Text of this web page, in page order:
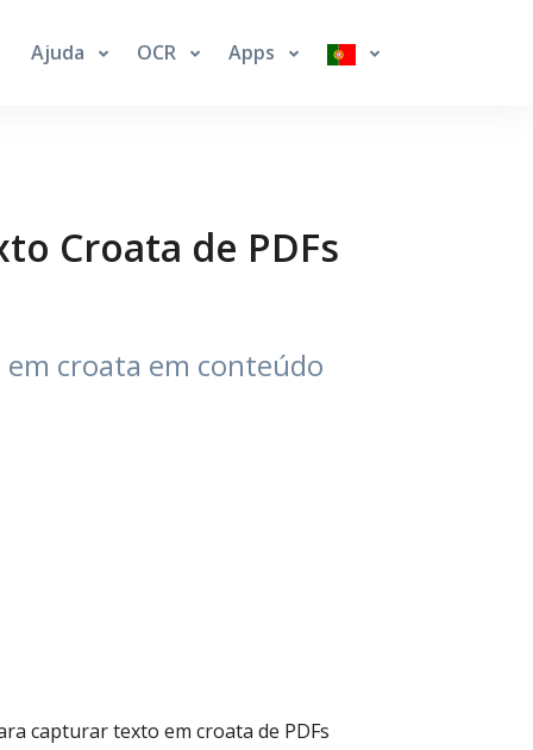
Ajuda OCR Apps
Croata de PDFs
croata em conteúdo
capturar texto em croata de PDFs